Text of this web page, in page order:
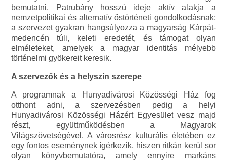
bemutatni. Patrubány hosszú ideje aktív alakja a
nemzetpolitikai és alternatív őstörténeti gondolkodásnak;
a szervezet gyakran hangsúlyozza a magyarság Kárpát-
medencén túli, keleti eredetét, és támogat olyan
elméleteket, amelyek a magyar identitás mélyebb
történelmi gyökereit keresik.
A szervezők és a helyszín szerepe
A programnak a Hunyadivárosi Közösségi Ház fog
otthont adni, a szervezésben pedig a helyi
Hunyadivárosi Közösségi Házért Egyesület vesz majd
részt, együttműködésben a Magyarok
Világszövetségével. A városrész kulturális életében ez
egy fontos eseménynek ígérkezik, hiszen ritkán kerül sor
olyan könyvbemutatóra, amely ennyire markáns